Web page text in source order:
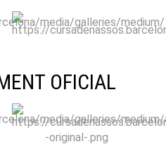
OFICIAL